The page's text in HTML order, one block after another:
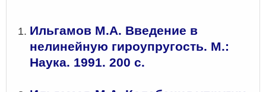
Ильгамов М.А. Введение в
нелинейную гироупругость. М.:
Наука. 1991. 200 с.